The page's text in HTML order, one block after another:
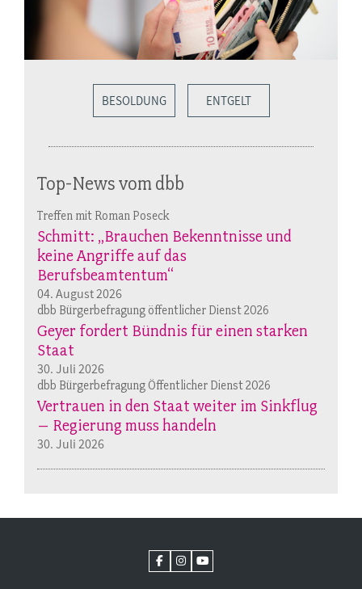
BESOLDUNG ENTGELT
Top-News vom dbb
Treffen mit Roman Poseck
Schmitt: „Brauchen Bekenntnisse und
keine Angriffe auf das
Berufsbeamtentum“
04. August 2026
dbb Bürgerbefragung öffentlicher Dienst 2026
Geyer fordert Bündnis für einen starken
Staat
30. Juli 2026
dbb Bürgerbefragung Öffentlicher Dienst 2026
Vertrauen in den Staat weiter im Sinkflug
– Regierung muss handeln
30. Juli 2026